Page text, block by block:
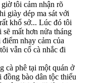
tôi cảm nhận rõ
giày dép ma sát với
khổ sở... Lúc đó tôi
sẽ mất hơn nửa tháng
nhạy cảm của
vẫn cố cà nhắc đi
cà phê tại một quán ở
bào dân tộc thiểu